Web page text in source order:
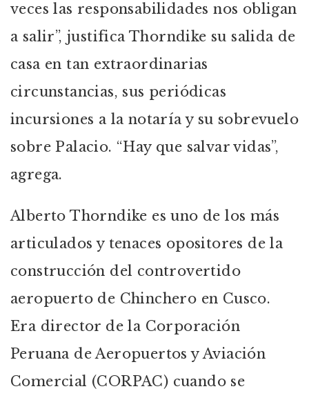
veces las responsabilidades nos obligan
a salir”, justifica Thorndike su salida de
casa en tan extraordinarias
circunstancias, sus periódicas
incursiones a la notaría y su sobrevuelo
sobre Palacio. “Hay que salvar vidas”,
agrega.
Alberto Thorndike es uno de los más
articulados y tenaces opositores de la
construcción del controvertido
aeropuerto de Chinchero en Cusco.
Era director de la Corporación
Peruana de Aeropuertos y Aviación
Comercial (CORPAC) cuando se